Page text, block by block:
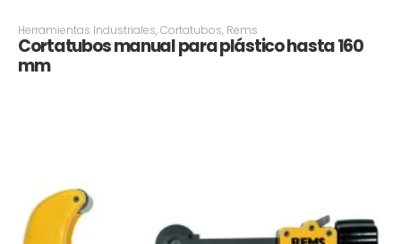
Herramientas Industriales,Cortatubos, Rems
Cortatubos manual para plástico hasta 160
mm